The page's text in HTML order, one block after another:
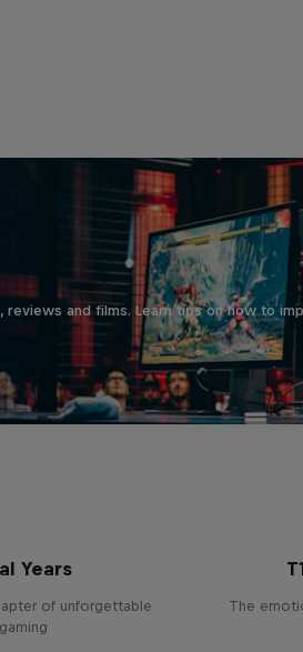
and films. Learn tips on how to
Years
of unforgettable
gaming
The